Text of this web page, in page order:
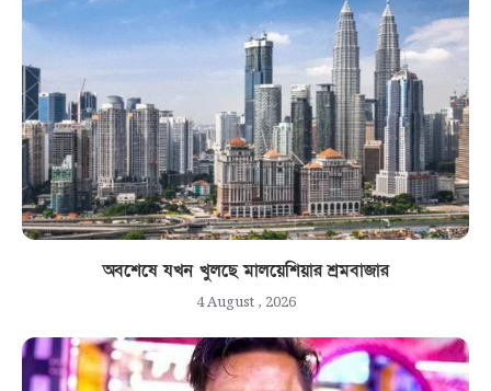
অবশেষে যখন খুলছে মালয়েশিয়ার শ্রমবাজার
4 August , 2026